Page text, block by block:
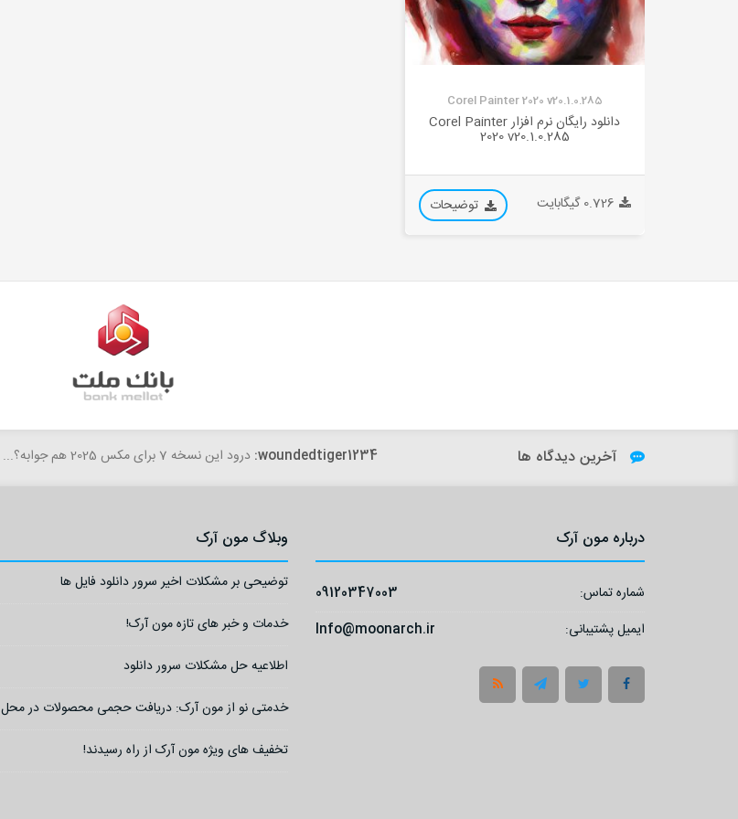
Corel Painter 2020 v20.1.0.285
دانلود رایگان نرم افزار Corel Painter
2020 v20.1.0.285
0.726 گیگابایت توضیحات
آخرین دیدگاه ها woundedtiger1234: درود این نسخه 7 برای مکس 2025 هم جوابه؟...
درباره مون آرک
شماره تماس:
09120347003
ایمیل پشتیبانی:
Info@moonarch.ir
وبلاگ مون آرک
توضیحی بر مشکلات اخیر سرور دانلود فایل ها
خدمات و خبر های تازه مون آرک!
اطلاعیه حل مشکلات سرور دانلود
خدمتی نو از مون آرک: دریافت حجمی محصولات در محل
تخفیف های ویژه مون آرک از راه رسیدند!